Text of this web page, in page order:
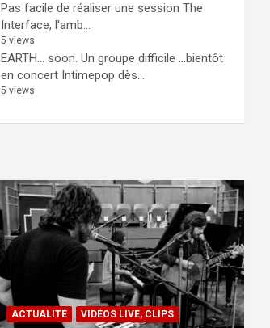
Pas facile de réaliser une session The
Interface, l'amb...
5 views
EARTH… soon. Un groupe difficile ...bientôt
en concert Intimepop dès...
5 views
ACTUALITÉ VIDÉOS LIVE, CLIPS